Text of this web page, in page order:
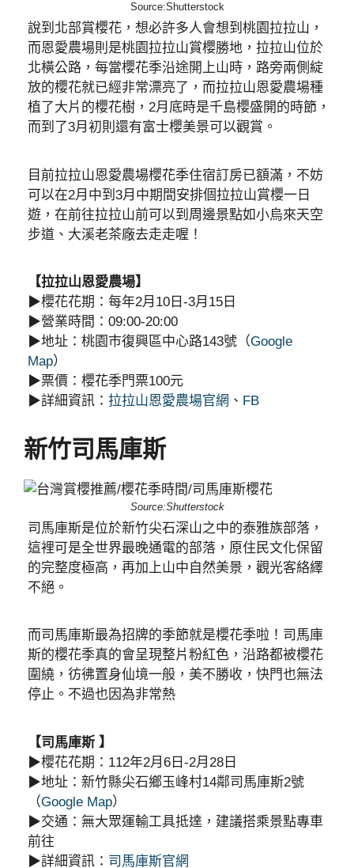
Source:Shutterstock
說到北部賞櫻花，想必許多人會想到桃園拉拉山，
而恩愛農場則是桃園拉拉山賞櫻勝地，拉拉山位於
北橫公路，每當櫻花季沿途開上山時，路旁兩側綻
放的櫻花就已經非常漂亮了，而拉拉山恩愛農場種
植了大片的櫻花樹，2月底時是千島櫻盛開的時節，
而到了3月初則還有富士櫻美景可以觀賞。
目前拉拉山恩愛農場櫻花季住宿訂房已額滿，不妨
可以在2月中到3月中期間安排個拉拉山賞櫻一日
遊，在前往拉拉山前可以到周邊景點如小烏來天空
步道、大溪老茶廠去走走喔！
【拉拉山恩愛農場】
▶︎櫻花花期：每年2月10日-3月15日
▶︎營業時間：09:00-20:00
▶︎地址：桃園市復興區中心路143號（Google
Map）
▶︎票價：櫻花季門票100元
▶︎詳細資訊： 拉拉山恩愛農場官網 、 FB
新竹司馬庫斯
Source:Shutterstock
司馬庫斯是位於新竹尖石深山之中的泰雅族部落，
這裡可是全世界最晚通電的部落，原住民文化保留
的完整度極高，再加上山中自然美景，觀光客絡繹
不絕。
而司馬庫斯最為招牌的季節就是櫻花季啦！司馬庫
斯的櫻花季真的會呈現整片粉紅色，沿路都被櫻花
圍繞，彷彿置身仙境一般，美不勝收，快門也無法
停止。不過也因為非常熱
【司馬庫斯 】
▶︎櫻花花期：112年2月6日-2月28日
▶︎地址：新竹縣尖石鄉玉峰村14鄰司馬庫斯2號
（Google Map）
▶︎交通：無大眾運輸工具抵達，建議搭乘景點專車
前往
▶︎詳細資訊： 司馬庫斯官網